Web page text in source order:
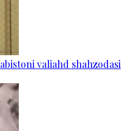
valiahd shahzodasi